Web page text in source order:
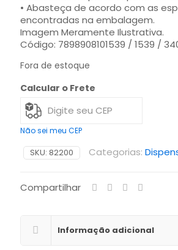
• Abasteça de acordo com as
encontradas na embalagem.
Imagem Meramente Ilustrativa.
Código: 7898908101539 / 1539 /
Fora de estoque
Calcular o Frete
Não sei meu CEP
SKU: 82200 Categorias:
Compartilhar
Informação adicional